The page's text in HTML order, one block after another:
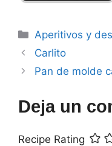
Categorías
Aperitivos y
Carlito
Pan de molde
Deja un
Recipe Rating